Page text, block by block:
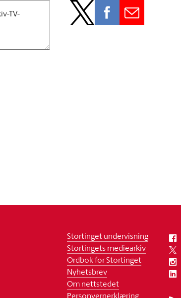
Stortinget undervisning
Stortingets mediearkiv
Ordbok for Stortinget
Nyhetsbrev
Om nettstedet
Personvernerklæring